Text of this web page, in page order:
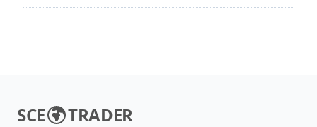
SCE TRADER